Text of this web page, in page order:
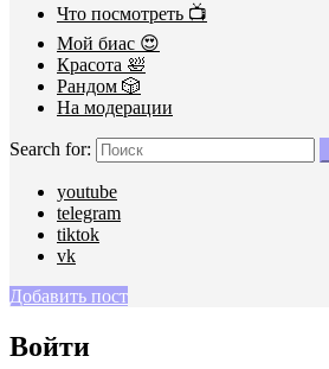
Что посмотреть 📺
Мой биас 😍
Красота 🛀
Рандом 🎲
На модерации
Search for:
youtube
telegram
tiktok
vk
Добавить пост
Войти